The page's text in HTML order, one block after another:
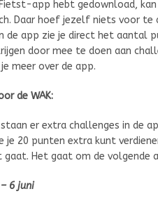
Fietst-app hebt gedownload,
Daar hoef jezelf niets voor te
de app zie je direct het aantal
door mee te doen aan
meer over de app.
de WAK:
staan er extra challenges in de
je 20 punten extra kunt
Het gaat om de volgende
6 juni